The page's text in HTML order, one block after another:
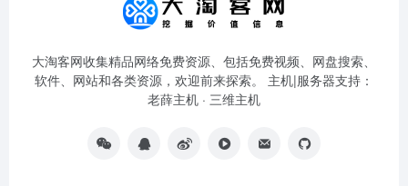
大淘客网收集精品网络免费资源、包括免费视频、网盘搜索、
软件、网站和各类资源，欢迎前来探索。 主机|服务器支持：
老薛主机 · 三维主机